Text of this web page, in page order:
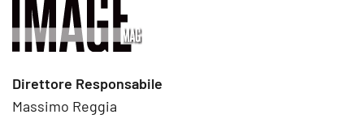
Direttore Responsabile
Massimo Reggia